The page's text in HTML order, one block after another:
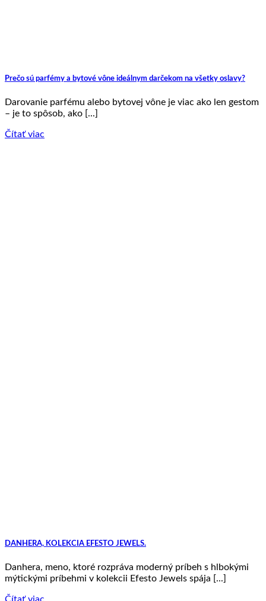
Prečo sú parfémy a bytové vône ideálnym darčekom na všetky oslavy?
Darovanie parfému alebo bytovej vône je viac ako len gestom
– je to spôsob, ako [...]
Čítať viac
DANHERA, KOLEKCIA EFESTO JEWELS.
Danhera, meno, ktoré rozpráva moderný príbeh s hlbokými
mýtickými príbehmi v kolekcii Efesto Jewels spája [...]
Čítať viac